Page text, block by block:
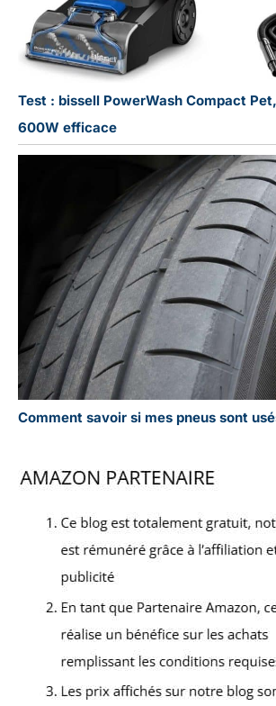
Test : bissell PowerWash Compact
600W efficace
Comment savoir si mes pneus sont